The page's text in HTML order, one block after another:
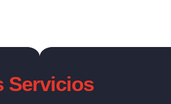
Servicios